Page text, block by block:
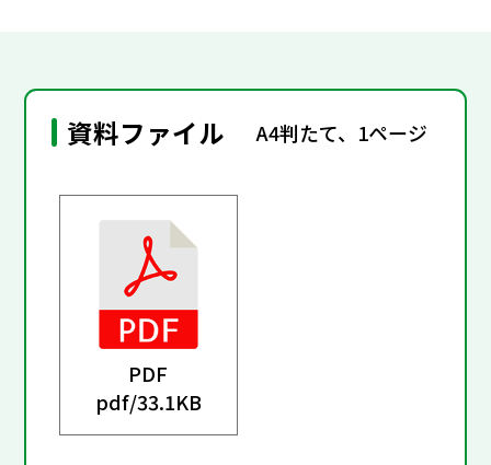
資料ファイル A4判たて、1ページ
PDF
pdf/33.1KB